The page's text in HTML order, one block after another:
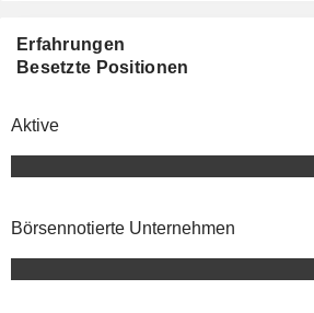
Erfahrungen
Besetzte Positionen
Aktive
Börsennotierte Unternehmen